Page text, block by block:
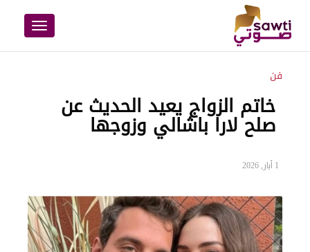
Toggle
navigation
فن
خاتم الزواج يعيد الحديث عن
صلح لارا باشالي وزوجها
1 أيار, 2026